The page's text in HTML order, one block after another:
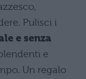
Pulisci i
e senza
e
Un regalo